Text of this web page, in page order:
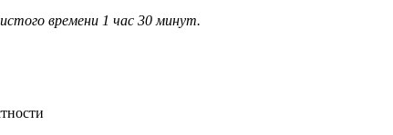
времени 1 час 30 минут.